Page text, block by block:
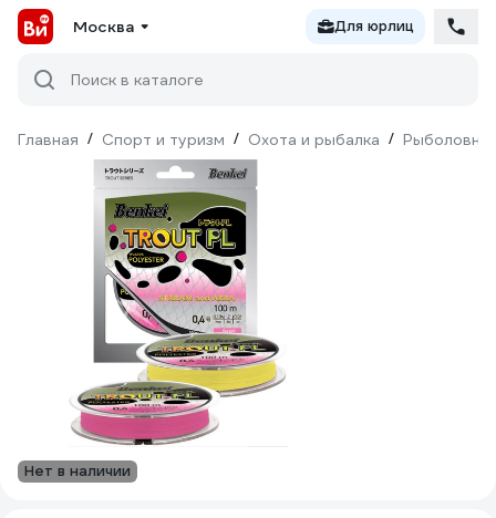
Москва Для юрлиц
Поиск в каталоге
Главная / Спорт и туризм / Охота и рыбалка /
Нет в наличии